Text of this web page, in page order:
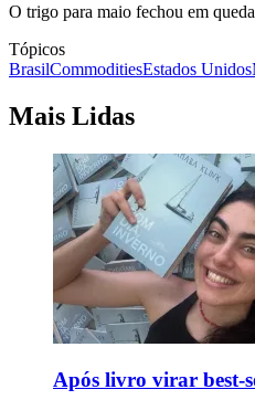
O trigo para maio fechou em
Tópicos
BrasilCommoditiesEstados Unidos
Mais Lidas
Após livro virar best-